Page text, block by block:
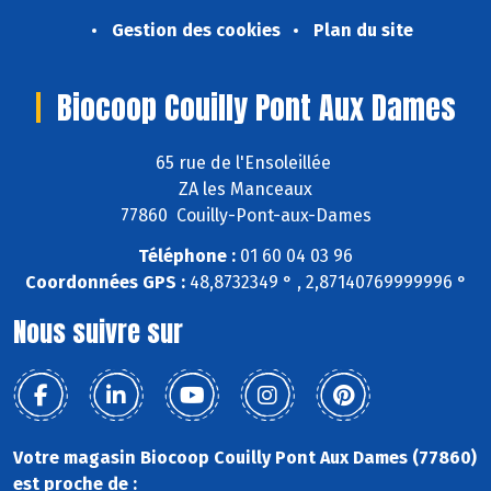
Gestion des cookies
Plan du site
Biocoop Couilly Pont Aux Dames
65 rue de l'Ensoleillée
ZA les Manceaux
77860 Couilly-Pont-aux-Dames
Téléphone : 01 60 04 03 96
Coordonnées GPS :48,8732349 ° , 2,87140769999996 °
Nous suivre sur
Votre magasin Biocoop Couilly Pont Aux Dames (77860)
est proche de :